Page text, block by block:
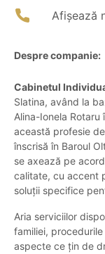
Afișează
Despre companie:
Cabinetul
Slatina, având la
Alina-Ionela
această profesie
înscrisă în Baroul
se axează pe
calitate, cu accent
soluții specifice
Aria serviciilor
familiei,
aspecte ce țin de